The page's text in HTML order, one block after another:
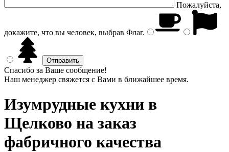
Пожалуйста,
докажите, что вы человек, выбрав Флаг.
Спасибо за Ваше сообщение!
Наш менеджер свяжется с Вами в ближайшее время.
Изумрудные кухни в
Щелково на заказ
фабричного качества